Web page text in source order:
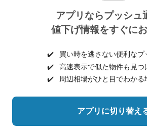
アプリならプッシュ
値下げ情報をすぐに
✔️
買い時を逃さない便利なプ
✔️
高速表示で似た物件も見つ
✔️
周辺相場がひと目でわかる
アプリに切り替え
個人情報保護ポリシー
ヘルプ・お問い合わせ
©NIFTY Lifestyle Co.,